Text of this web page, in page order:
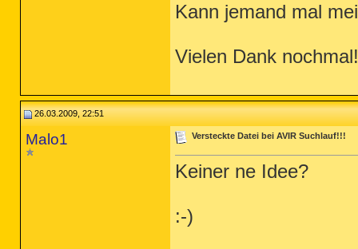
Kann jemand mal
Vielen Dank nochmal!
26.03.2009, 22:51
Malo1 Versteckte Datei bei AVIR Suchlauf!!!
Keiner ne Idee?
:-)